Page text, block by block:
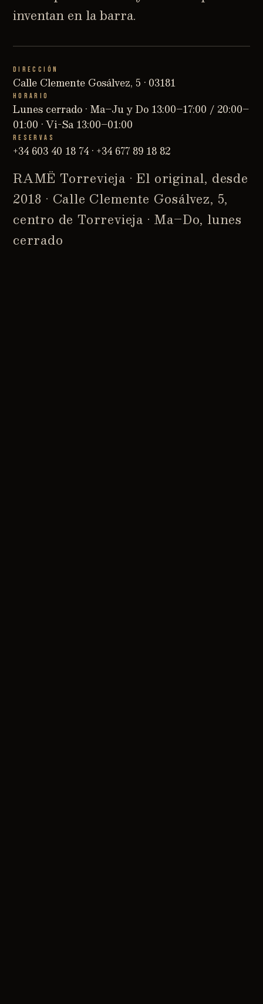
inventan en la barra.
DIRECCIÓN
Calle Clemente Gosálvez, 5 · 03181
HORARIO
Lunes cerrado · Ma–Ju y Do 13:00–17:00 / 20:00–
01:00 · Vi-Sa 13:00–01:00
RESERVAS
+34 603 40 18 74 · +34 677 89 18 82
RAMË Torrevieja · El original, desde
2018 · Calle Clemente Gosálvez, 5,
centro de Torrevieja · Ma–Do, lunes
cerrado